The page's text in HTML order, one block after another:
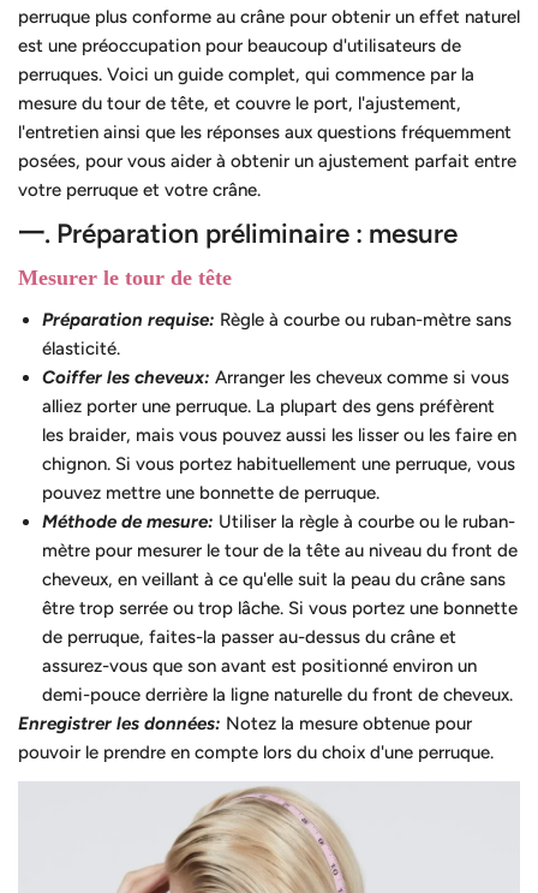
perruque plus conforme au crâne pour obtenir un effet naturel
est une préoccupation pour beaucoup d'utilisateurs de
perruques. Voici un guide complet, qui commence par la
mesure du tour de tête, et couvre le port, l'ajustement,
l'entretien ainsi que les réponses aux questions fréquemment
posées, pour vous aider à obtenir un ajustement parfait entre
votre perruque et votre crâne.
一. Préparation préliminaire : mesure
Mesurer le tour de tête
Préparation requise: Règle à courbe ou ruban-mètre sans
élasticité.
Coiffer les cheveux: Arranger les cheveux comme si vous
alliez porter une perruque. La plupart des gens préfèrent
les braider, mais vous pouvez aussi les lisser ou les faire en
chignon. Si vous portez habituellement une perruque, vous
pouvez mettre une bonnette de perruque.
Méthode de mesure: Utiliser la règle à courbe ou le ruban-
mètre pour mesurer le tour de la tête au niveau du front de
cheveux, en veillant à ce qu'elle suit la peau du crâne sans
être trop serrée ou trop lâche. Si vous portez une bonnette
de perruque, faites-la passer au-dessus du crâne et
assurez-vous que son avant est positionné environ un
demi-pouce derrière la ligne naturelle du front de cheveux.
Enregistrer les données: Notez la mesure obtenue pour
pouvoir le prendre en compte lors du choix d'une perruque.